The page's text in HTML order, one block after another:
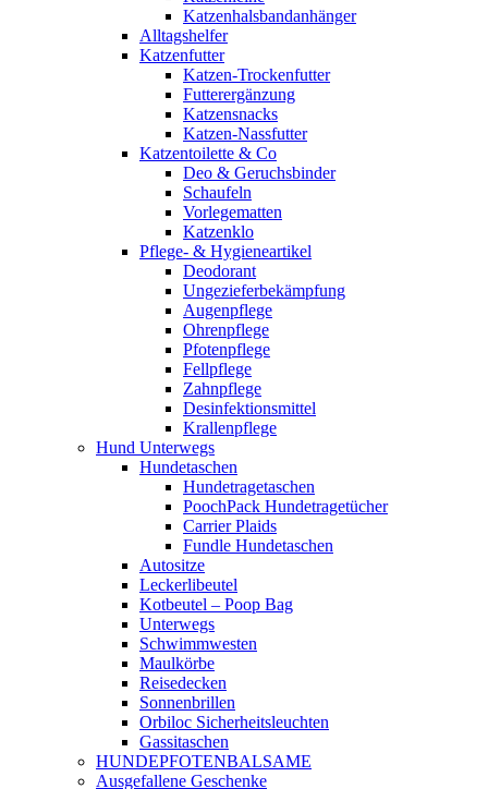
Katzenhalsbandanhänger
Alltagshelfer
Katzenfutter
Katzen-Trockenfutter
Futterergänzung
Katzensnacks
Katzen-Nassfutter
Katzentoilette & Co
Deo & Geruchsbinder
Schaufeln
Vorlegematten
Katzenklo
Pflege- & Hygieneartikel
Deodorant
Ungezieferbekämpfung
Augenpflege
Ohrenpflege
Pfotenpflege
Fellpflege
Zahnpflege
Desinfektionsmittel
Krallenpflege
Hund Unterwegs
Hundetaschen
Hundetragetaschen
PoochPack Hundetragetücher
Carrier Plaids
Fundle Hundetaschen
Autositze
Leckerlibeutel
Kotbeutel – Poop Bag
Unterwegs
Schwimmwesten
Maulkörbe
Reisedecken
Sonnenbrillen
Orbiloc Sicherheitsleuchten
Gassitaschen
HUNDEPFOTENBALSAME
Ausgefallene Geschenke